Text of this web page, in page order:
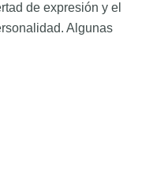
de expresión y el
Algunas